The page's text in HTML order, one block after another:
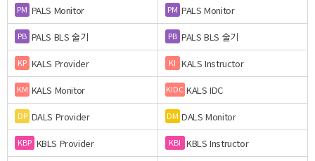
PM PALS Monitor PM PALS Monitor
PB PALS BLS 술기 PB PALS BLS 술기
KP KALS Provider KI KALS Instructor
KM KALS Monitor KIDC KALS IDC
DP DALS Provider DM DALS Monitor
KBP KBLS Provider KBI KBLS Instructor